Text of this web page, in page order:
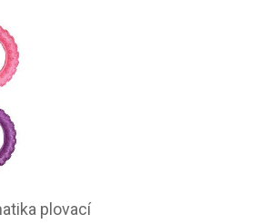
plovací